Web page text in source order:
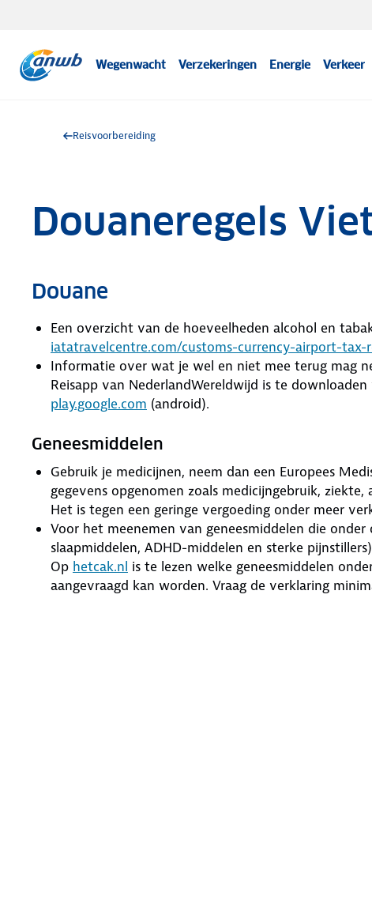
Wegenwacht Verzekeringen Energie Verkeer
Reisvoorbereiding
Douaneregels
Douane
Een overzicht van de hoeveelheden alcohol en
iatatravelcentre.com/customs-currency-airport-tax-
Informatie over wat je wel en niet mee terug mag
Reisapp van NederlandWereldwijd is te downloaden
play.google.com (android).
Geneesmiddelen
Gebruik je medicijnen, neem dan een Europees
gegevens opgenomen zoals medicijngebruik,
Het is tegen een geringe vergoeding onder meer
Voor het meenemen van geneesmiddelen die
slaapmiddelen, ADHD-middelen en sterke
Op hetcak.nl is te lezen welke geneesmiddelen
aangevraagd kan worden. Vraag de verklaring